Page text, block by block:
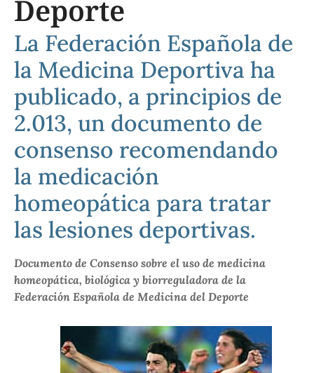
Deporte
La Federación Española de
la Medicina Deportiva ha
publicado, a principios de
2.013, un documento de
consenso recomendando
la medicación
homeopática para tratar
las lesiones deportivas.
Documento de Consenso sobre el uso de medicina
homeopática, biológica y biorreguladora de la
Federación Española de Medicina del Deporte